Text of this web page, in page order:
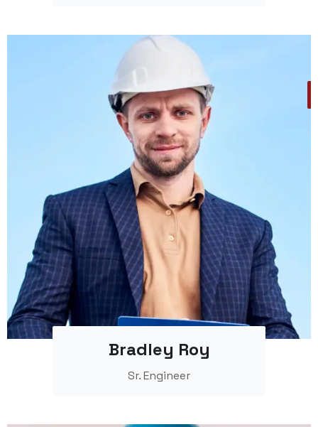
Bradley Roy
Sr. Engineer